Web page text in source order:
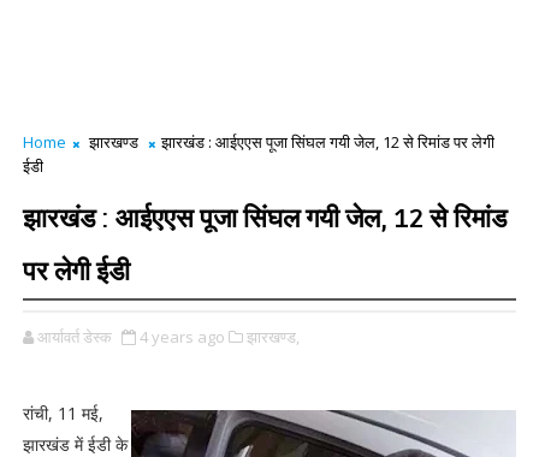
Home झारखण्ड
झारखंड : आईएएस पूजा सिंघल गयी जेल, 12 से रिमांड पर लेगी
ईडी
झारखंड : आईएएस पूजा सिंघल गयी जेल, 12 से रिमांड
पर लेगी ईडी
आर्यावर्त डेस्क 4 years ago झारखण्ड,
रांची, 11 मई,
झारखंड में ईडी के